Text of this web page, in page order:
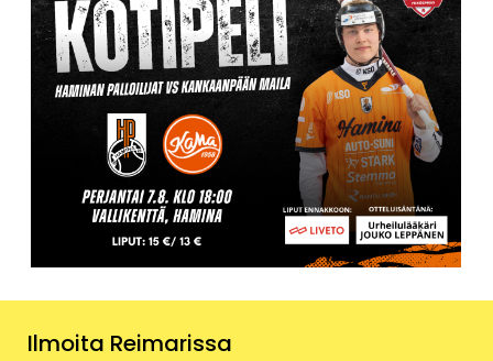
Ilmoita Reimarissa